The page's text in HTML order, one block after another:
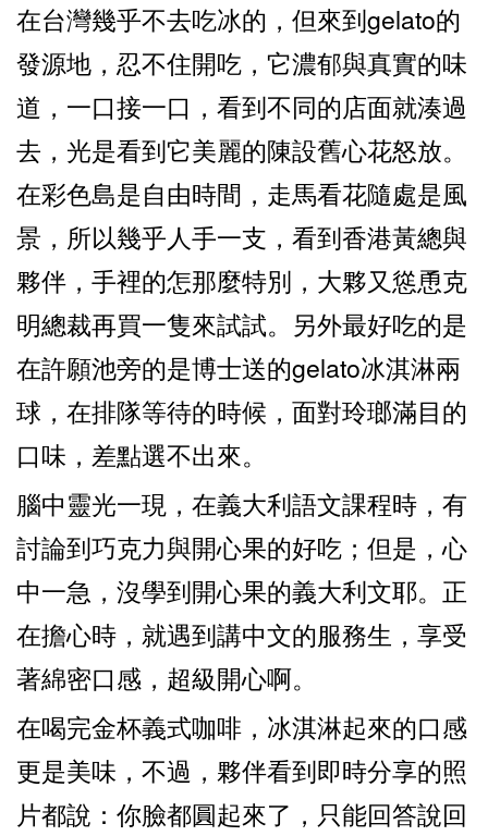
在台灣幾乎不去吃冰的，但來到gelato的
發源地，忍不住開吃，它濃郁與真實的味
道，一口接一口，看到不同的店面就湊過
去，光是看到它美麗的陳設舊心花怒放。
在彩色島是自由時間，走馬看花隨處是風
景，所以幾乎人手一支，看到香港黃總與
夥伴，手裡的怎那麼特別，大夥又慫恿克
明總裁再買一隻來試試。另外最好吃的是
在許願池旁的是博士送的gelato冰淇淋兩
球，在排隊等待的時候，面對玲瑯滿目的
口味，差點選不出來。
腦中靈光一現，在義大利語文課程時，有
討論到巧克力與開心果的好吃；但是，心
中一急，沒學到開心果的義大利文耶。正
在擔心時，就遇到講中文的服務生，享受
著綿密口感，超級開心啊。
在喝完金杯義式咖啡，冰淇淋起來的口感
更是美味，不過，夥伴看到即時分享的照
片都說：你臉都圓起來了，只能回答說回